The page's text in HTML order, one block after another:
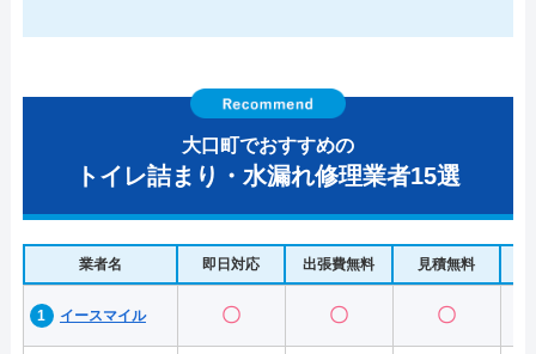
大口町でおすすめの
トイレ詰まり・水漏れ修理業者15選
業者名 即日対応 出張費無料 見積無料
イースマイル 〇 〇 〇